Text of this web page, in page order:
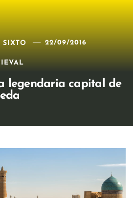
SIXTO 22/09/2016
legendaria capital de